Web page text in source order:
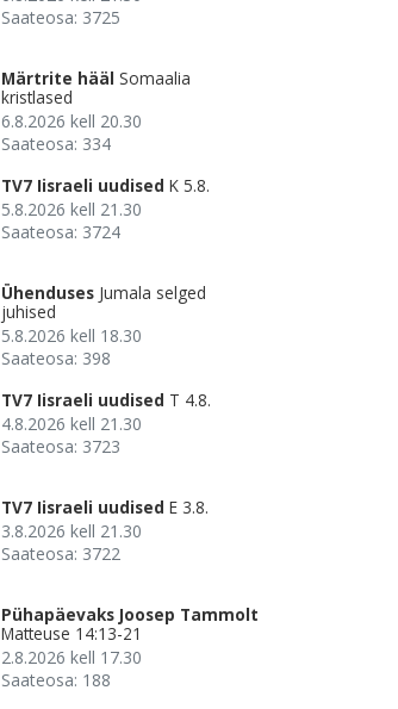
Saateosa: 3725
Märtrite hääl Somaalia
kristlased
6.8.2026 kell 20.30
Saateosa: 334
TV7 Iisraeli uudised K 5.8.
5.8.2026 kell 21.30
Saateosa: 3724
Ühenduses Jumala selged
juhised
5.8.2026 kell 18.30
Saateosa: 398
TV7 Iisraeli uudised T 4.8.
4.8.2026 kell 21.30
Saateosa: 3723
TV7 Iisraeli uudised E 3.8.
3.8.2026 kell 21.30
Saateosa: 3722
Pühapäevaks Joosep Tammolt
Matteuse 14:13-21
2.8.2026 kell 17.30
Saateosa: 188